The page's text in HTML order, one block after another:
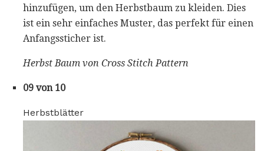
hinzufügen, um den Herbstbaum zu kleiden. Dies
ist ein sehr einfaches Muster, das perfekt für einen
Anfangssticher ist.
Herbst Baum von Cross Stitch Pattern
09 von 10
Herbstblätter